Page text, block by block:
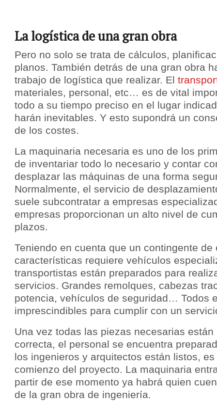
La logística de una gran obra
Pero no solo se trata de cálculos,
planos. También detrás de una gran obra
trabajo de logística que realizar. El
materiales, personal, etc… es de vital
todo a su tiempo preciso en el lugar
harán inevitables. Y esto supondrá un
de los costes.
La maquinaria necesaria es uno de los
de inventariar todo lo necesario y contar
desplazar las máquinas de una forma
Normalmente, el servicio de
suele subcontratar a empresas
empresas proporcionan un alto nivel de
plazos.
Teniendo en cuenta que un contingente de
características requiere vehículos
transportistas están preparados para
servicios. Grandes remolques, cabezas
potencia, vehículos de seguridad… Todos
imprescindibles para cumplir con un
Una vez todas las piezas necesarias
correcta, el personal se encuentra
los ingenieros y arquitectos están listos,
comienzo del proyecto. La maquinaria
partir de ese momento ya habrá quien
de la gran obra de ingeniería.